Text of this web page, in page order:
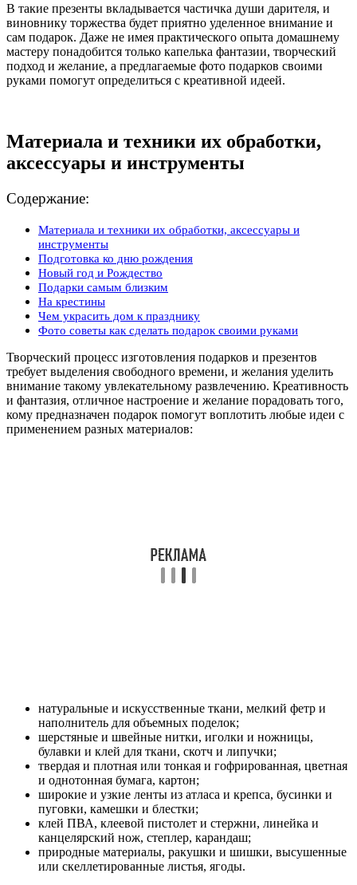
В такие презенты вкладывается частичка души дарителя, и
виновнику торжества будет приятно уделенное внимание и
сам подарок. Даже не имея практического опыта домашнему
мастеру понадобится только капелька фантазии, творческий
подход и желание, а предлагаемые фото подарков своими
руками помогут определиться с креативной идеей.
Материала и техники их обработки,
аксессуары и инструменты
Содержание:
Материала и техники их обработки, аксессуары и
инструменты
Подготовка ко дню рождения
Новый год и Рождество
Подарки самым близким
На крестины
Чем украсить дом к празднику
Фото советы как сделать подарок своими руками
Творческий процесс изготовления подарков и презентов
требует выделения свободного времени, и желания уделить
внимание такому увлекательному развлечению. Креативность
и фантазия, отличное настроение и желание порадовать того,
кому предназначен подарок помогут воплотить любые идеи с
применением разных материалов:
натуральные и искусственные ткани, мелкий фетр и
наполнитель для объемных поделок;
шерстяные и швейные нитки, иголки и ножницы,
булавки и клей для ткани, скотч и липучки;
твердая и плотная или тонкая и гофрированная, цветная
и однотонная бумага, картон;
широкие и узкие ленты из атласа и крепса, бусинки и
пуговки, камешки и блестки;
клей ПВА, клеевой пистолет и стержни, линейка и
канцелярский нож, степлер, карандаш;
природные материалы, ракушки и шишки, высушенные
или скеллетированные листья, ягоды.